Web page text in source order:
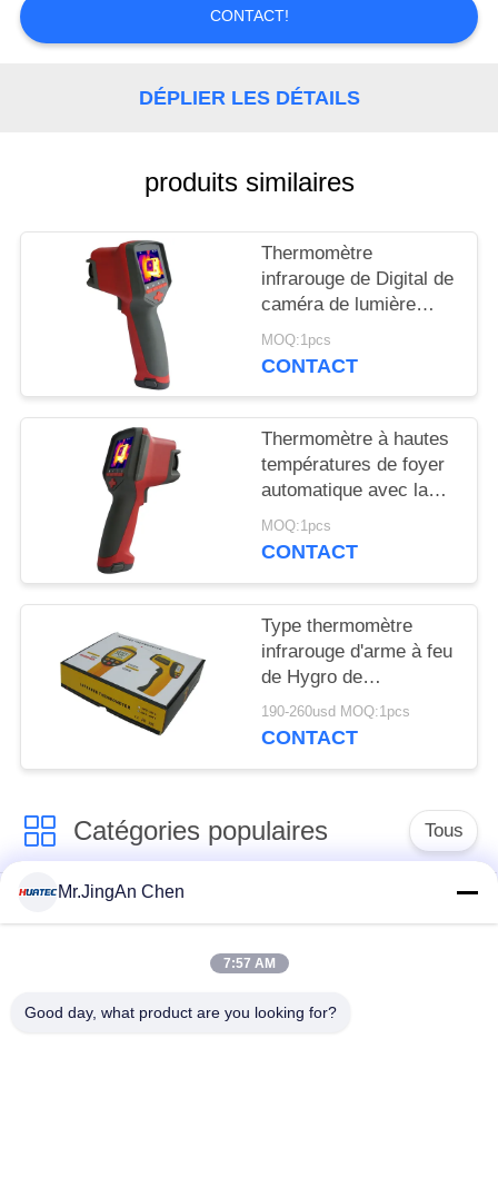
CITATION
PRIVACY
POLICY
CONTACT!
DÉPLIER LES DÉTAILS
produits similaires
Thermomètre
infrarouge de Digital de
caméra de lumière
visible avec l'écran
tactile de 3,5 pouces
MOQ:1pcs
CONTACT
Thermomètre à hautes
températures de foyer
automatique avec la
consommation de
puissance faible
MOQ:1pcs
CONTACT
Type thermomètre
infrarouge d'arme à feu
de Hygro de
thermomètre de laser
de Digital
190-260usd MOQ:1pcs
CONTACT
Catégories populaires Tous
Détecteur de défauts
par ultrasons
ultrasons
revêtement
Duromètre portable
Mr.JingAn Chen
7:57 AM
Good day, what product are you looking for?